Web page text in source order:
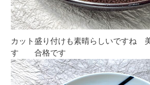
カット盛り付けも素晴らしいですね
す 合格です